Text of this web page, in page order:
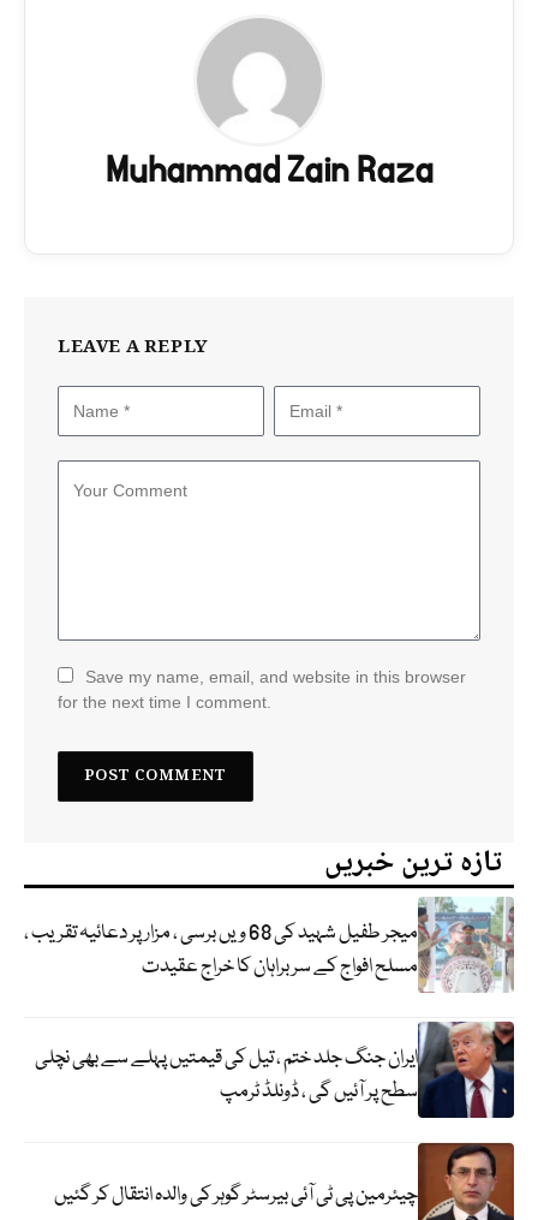
Muhammad Zain Raza
LEAVE A REPLY
Save my name, email, and website in this browser
for the next time I comment.
تازہ ترین خبریں
میجر طفیل شہید کی 68 ویں برسی ، مزار پر دعائیہ تقریب ،
مسلح افواج کے سربراہان کا خراج عقیدت
ایران جنگ جلد ختم ، تیل کی قیمتیں پہلے سے بھی نچلی
سطح پر آئیں گی ، ڈونلڈ ٹرمپ
چیئرمین پی ٹی آئی بیرسٹر گوہر کی والدہ انتقال کر گئیں